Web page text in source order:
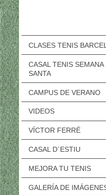
CLASES TENIS
CASAL TENIS SEMANA
SANTA
CAMPUS DE VERANO
VIDEOS
VÍCTOR FERRÉ
CASAL D´ESTIU
MEJORA TU TENIS
GALERÍA DE